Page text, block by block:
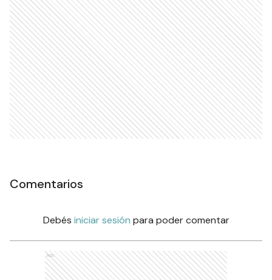
Comentarios
Debés iniciar sesión para poder comentar
Ads